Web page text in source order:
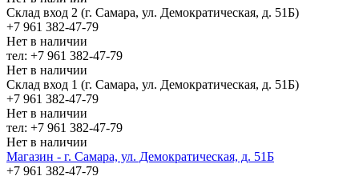
Склад вход 2 (г. Самара, ул. Демократическая, д. 51Б)
+7 961 382-47-79
Нет в наличии
тел: +7 961 382-47-79
Нет в наличии
Склад вход 1 (г. Самара, ул. Демократическая, д. 51Б)
+7 961 382-47-79
Нет в наличии
тел: +7 961 382-47-79
Нет в наличии
Магазин - г. Самара, ул. Демократическая, д. 51Б
+7 961 382-47-79